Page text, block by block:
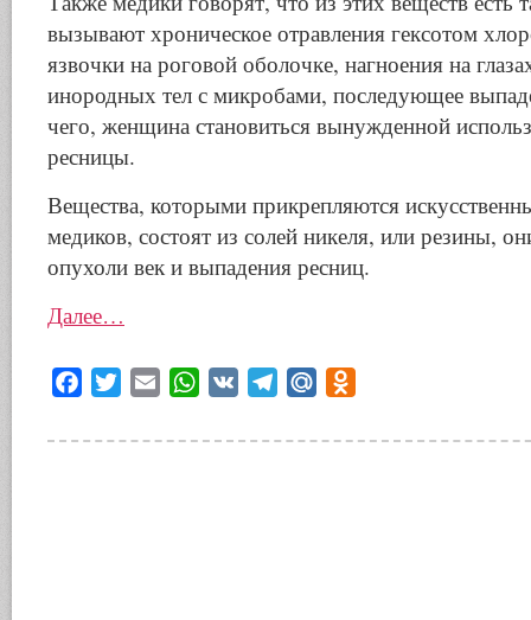
вызывают хроническое отравления гексотом
язвочки на роговой оболочке, нагноения на
инородных тел с микробами, последующее
чего, женщина становиться вынужденной
ресницы.
Вещества, которыми прикрепляются
медиков, состоят из солей никеля, или резины,
опухоли век и выпадения ресниц.
Далее…
Facebook
Twitter Email WhatsApp
VK TelegramMail.Ru